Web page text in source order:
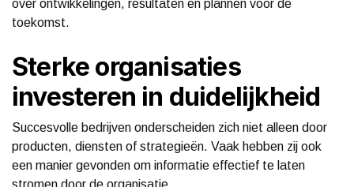
over ontwikkelingen, resultaten en plannen voor de
toekomst.
Sterke organisaties
investeren in duidelijkheid
Succesvolle bedrijven onderscheiden zich niet alleen door
producten, diensten of strategieën. Vaak hebben zij ook
een manier gevonden om informatie effectief te laten
stromen door de organisatie.